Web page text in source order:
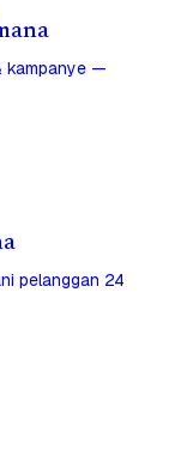
kampanye —
pelanggan 24